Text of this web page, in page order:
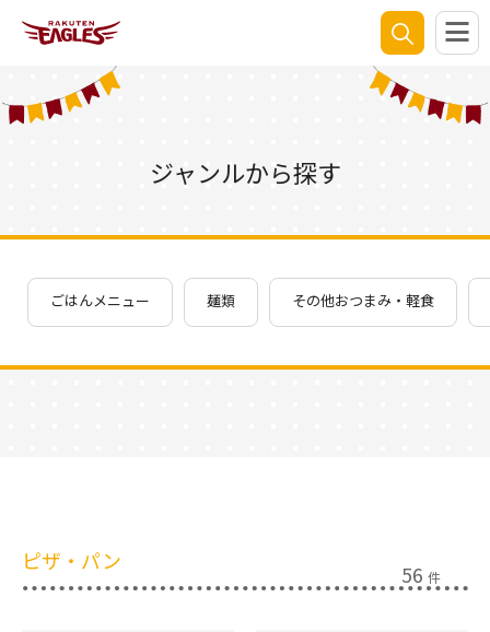
ジャンルから探す
ごはんメニュー 麺類 その他おつまみ・軽食
ピザ・パン 56 件